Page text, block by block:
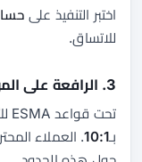
اختبر التنفيذ على
للاتساق.
3. الرافعة على المؤشرات
بـ10:1. العملاء